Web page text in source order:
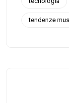
tendenze